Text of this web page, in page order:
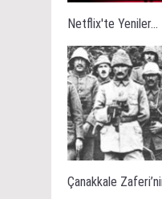
Netflix'te Yeniler...
Çanakkale